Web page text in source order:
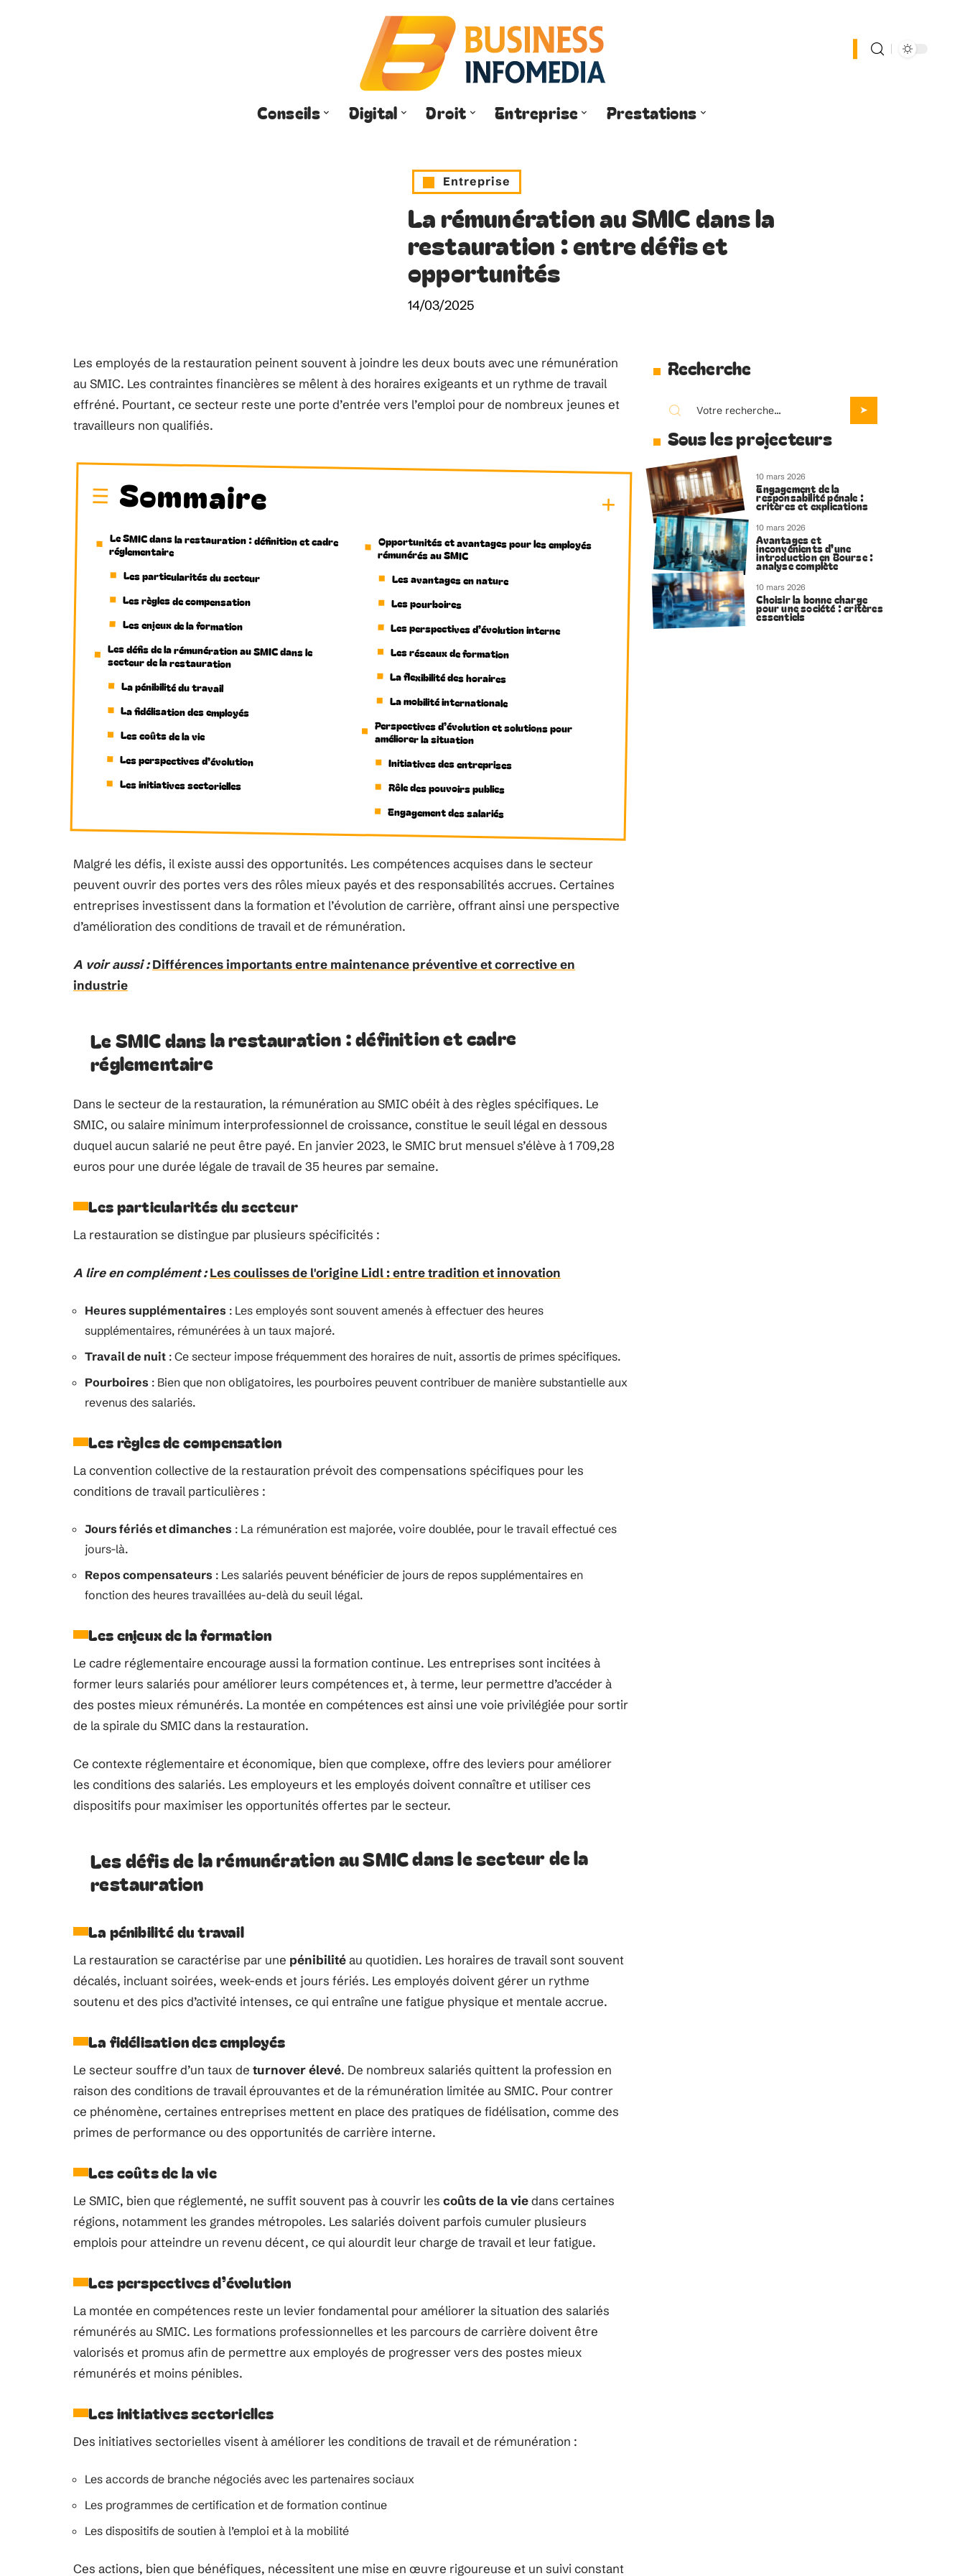
Conseils Digital Droit Entreprise Prestations
Entreprise
La rémunération au SMIC dans la
restauration : entre défis et
opportunités
14/03/2025
Les employés de la restauration peinent souvent à joindre les deux bouts avec une rémunération
au SMIC. Les contraintes financières se mêlent à des horaires exigeants et un rythme de travail
effréné. Pourtant, ce secteur reste une porte d’entrée vers l’emploi pour de nombreux jeunes et
travailleurs non qualifiés.
Sommaire
Le SMIC dans la restauration : définition et cadre
réglementaire
Les particularités du secteur
Les règles de compensation
Les enjeux de la formation
Les défis de la rémunération au SMIC dans le
secteur de la restauration
La pénibilité du travail
La fidélisation des employés
Les coûts de la vie
Les perspectives d’évolution
Les initiatives sectorielles
Opportunités et avantages pour les employés
rémunérés au SMIC
Les avantages en nature
Les pourboires
Les perspectives d’évolution interne
Les réseaux de formation
La flexibilité des horaires
La mobilité internationale
Perspectives d’évolution et solutions pour
améliorer la situation
Initiatives des entreprises
Rôle des pouvoirs publics
Engagement des salariés
Malgré les défis, il existe aussi des opportunités. Les compétences acquises dans le secteur
peuvent ouvrir des portes vers des rôles mieux payés et des responsabilités accrues. Certaines
entreprises investissent dans la formation et l’évolution de carrière, offrant ainsi une perspective
d’amélioration des conditions de travail et de rémunération.
A voir aussi : Différences importants entre maintenance préventive et corrective en
industrie
Le SMIC dans la restauration : définition et cadre
réglementaire
Dans le secteur de la restauration, la rémunération au SMIC obéit à des règles spécifiques. Le
SMIC, ou salaire minimum interprofessionnel de croissance, constitue le seuil légal en dessous
duquel aucun salarié ne peut être payé. En janvier 2023, le SMIC brut mensuel s’élève à 1 709,28
euros pour une durée légale de travail de 35 heures par semaine.
Les particularités du secteur
La restauration se distingue par plusieurs spécificités :
A lire en complément : Les coulisses de l'origine Lidl : entre tradition et innovation
Heures supplémentaires : Les employés sont souvent amenés à effectuer des heures
supplémentaires, rémunérées à un taux majoré.
Travail de nuit : Ce secteur impose fréquemment des horaires de nuit, assortis de primes spécifiques.
Pourboires : Bien que non obligatoires, les pourboires peuvent contribuer de manière substantielle aux
revenus des salariés.
Les règles de compensation
La convention collective de la restauration prévoit des compensations spécifiques pour les
conditions de travail particulières :
Jours fériés et dimanches : La rémunération est majorée, voire doublée, pour le travail effectué ces
jours-là.
Repos compensateurs : Les salariés peuvent bénéficier de jours de repos supplémentaires en
fonction des heures travaillées au-delà du seuil légal.
Les enjeux de la formation
Le cadre réglementaire encourage aussi la formation continue. Les entreprises sont incitées à
former leurs salariés pour améliorer leurs compétences et, à terme, leur permettre d’accéder à
des postes mieux rémunérés. La montée en compétences est ainsi une voie privilégiée pour sortir
de la spirale du SMIC dans la restauration.
Ce contexte réglementaire et économique, bien que complexe, offre des leviers pour améliorer
les conditions des salariés. Les employeurs et les employés doivent connaître et utiliser ces
dispositifs pour maximiser les opportunités offertes par le secteur.
Les défis de la rémunération au SMIC dans le secteur de la
restauration
La pénibilité du travail
La restauration se caractérise par une pénibilitéau quotidien. Les horaires de travail sont souvent
décalés, incluant soirées, week-ends et jours fériés. Les employés doivent gérer un rythme
soutenu et des pics d’activité intenses, ce qui entraîne une fatigue physique et mentale accrue.
La fidélisation des employés
Le secteur souffre d’un taux de turnover élevé. De nombreux salariés quittent la profession en
raison des conditions de travail éprouvantes et de la rémunération limitée au SMIC. Pour contrer
ce phénomène, certaines entreprises mettent en place des pratiques de fidélisation, comme des
primes de performance ou des opportunités de carrière interne.
Les coûts de la vie
Le SMIC, bien que réglementé, ne suffit souvent pas à couvrir les coûts de la viedans certaines
régions, notamment les grandes métropoles. Les salariés doivent parfois cumuler plusieurs
emplois pour atteindre un revenu décent, ce qui alourdit leur charge de travail et leur fatigue.
Les perspectives d’évolution
La montée en compétences reste un levier fondamental pour améliorer la situation des salariés
rémunérés au SMIC. Les formations professionnelles et les parcours de carrière doivent être
valorisés et promus afin de permettre aux employés de progresser vers des postes mieux
rémunérés et moins pénibles.
Les initiatives sectorielles
Des initiatives sectorielles visent à améliorer les conditions de travail et de rémunération :
Les accords de branche négociés avec les partenaires sociaux
Les programmes de certification et de formation continue
Les dispositifs de soutien à l’emploi et à la mobilité
Ces actions, bien que bénéfiques, nécessitent une mise en œuvre rigoureuse et un suivi constant
Recherche
Sous les projecteurs
10 mars 2026
Engagement de la
responsabilité pénale :
critères et explications
10 mars 2026
Avantages et
inconvénients d’une
introduction en Bourse :
analyse complète
10 mars 2026
Choisir la bonne charge
pour une société : critères
essentiels